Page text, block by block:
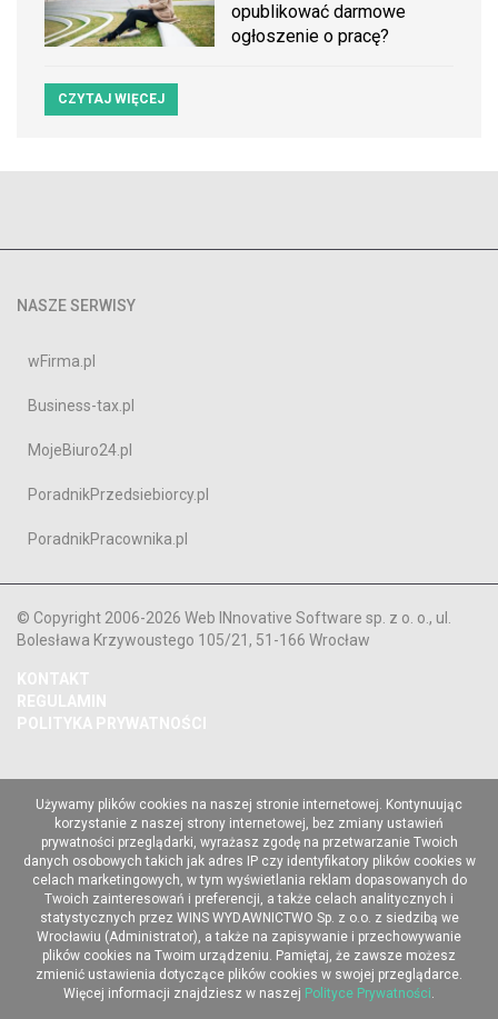
opublikować darmowe
ogłoszenie o pracę?
CZYTAJ WIĘCEJ
NASZE SERWISY
wFirma.pl
Business-tax.pl
MojeBiuro24.pl
PoradnikPrzedsiebiorcy.pl
PoradnikPracownika.pl
© Copyright 2006-2026 Web INnovative Software sp. z o. o., ul.
Bolesława Krzywoustego 105/21, 51-166 Wrocław
KONTAKT
REGULAMIN
POLITYKA PRYWATNOŚCI
Używamy plików cookies na naszej stronie internetowej. Kontynuując
korzystanie z naszej strony internetowej, bez zmiany ustawień
prywatności przeglądarki, wyrażasz zgodę na przetwarzanie Twoich
danych osobowych takich jak adres IP czy identyfikatory plików cookies w
celach marketingowych, w tym wyświetlania reklam dopasowanych do
Twoich zainteresowań i preferencji, a także celach analitycznych i
statystycznych przez WINS WYDAWNICTWO Sp. z o.o. z siedzibą we
Wrocławiu (Administrator), a także na zapisywanie i przechowywanie
plików cookies na Twoim urządzeniu. Pamiętaj, że zawsze możesz
zmienić ustawienia dotyczące plików cookies w swojej przeglądarce.
Więcej informacji znajdziesz w naszej Polityce Prywatności.